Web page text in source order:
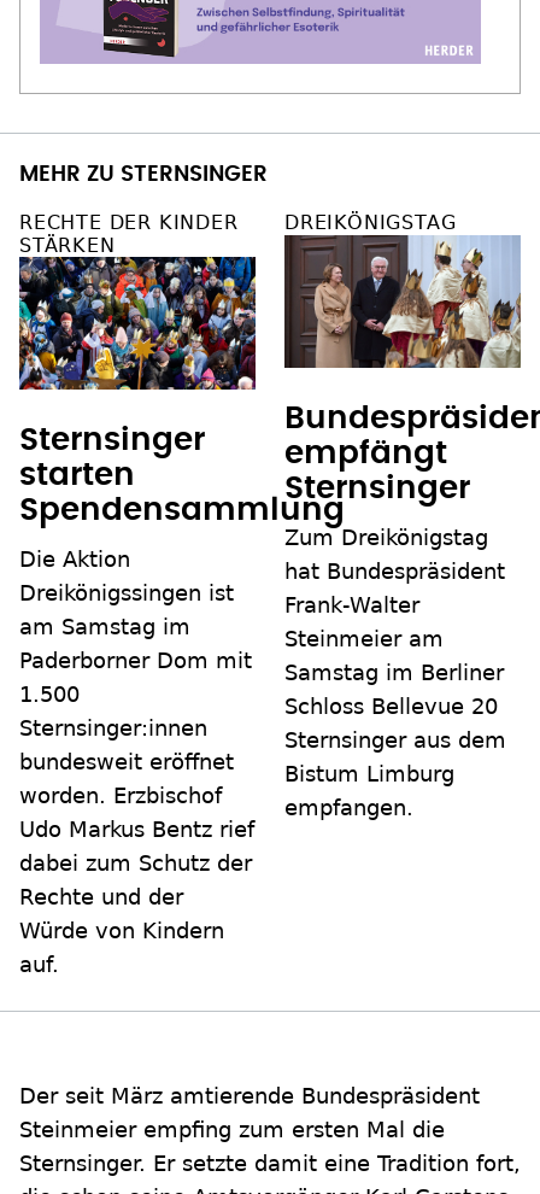
MEHR ZU STERNSINGER
RECHTE DER KINDER
STÄRKEN
Sternsinger
starten
Spendensammlung
Die Aktion
Dreikönigssingen ist
am Samstag im
Paderborner Dom mit
1.500
Sternsinger:innen
bundesweit eröffnet
worden. Erzbischof
Udo Markus Bentz rief
dabei zum Schutz der
Rechte und der
Würde von Kindern
auf.
DREIKÖNIGSTAG
empfängt
Sternsinger
Zum Dreikönigstag
hat Bundespräsident
Frank-Walter
Steinmeier am
Samstag im Berliner
Schloss Bellevue 20
Sternsinger aus dem
Bistum Limburg
empfangen.
Der seit März amtierende Bundespräsident
Steinmeier empfing zum ersten Mal die
Sternsinger. Er setzte damit eine Tradition fort,